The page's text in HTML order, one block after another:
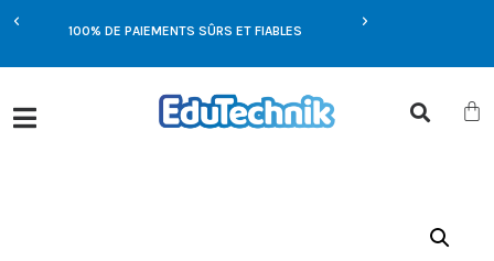
100% DE PAIEMENTS SÛRS ET FIABLES